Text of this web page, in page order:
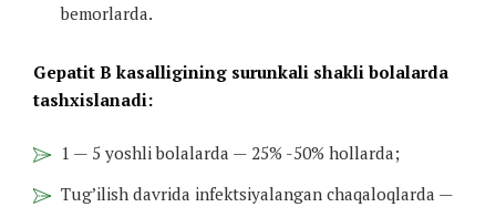
bemorlarda.
Gepatit B kasalligining surunkali shakli bolalarda
tashxislanadi:
1 — 5 yoshli bolalarda — 25% -50% hollarda;
Tug’ilish davrida infektsiyalangan chaqaloqlarda —